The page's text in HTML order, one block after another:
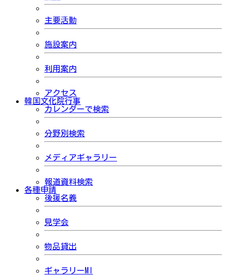
主要活動
施設案内
利用案内
アクセス
韓国文化院行事
カレンダーで検索
分野別検索
メディアギャラリー
報道資料検索
各種申請
後援名義
見学会
物品貸出
ギャラリーMI